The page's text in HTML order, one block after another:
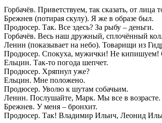
Горбачёв. Приветствуем, так сказать, от
Брежнев (потирая скулу). Я же в образе был.
Продюсер. Так. Все здесь? За рыбу – деньги.
Горбачёв. Весь наш дружный, сплочённый
Ленин (показывает на небо). Товарищи из
Продюсер. Спокуха, мужички! Не кипишуем!
Ельцин. Так-то погода шепчет.
Продюсер. Хряпнул уже?
Ельцин. Мне положено.
Продюсер. Уволю к шутам собачьим.
Ленин. Послушайте, Марк. Мы все в
Брежнев. У меня – бронхит.
Продюсер. Так! Владимир Ильич, Леонид